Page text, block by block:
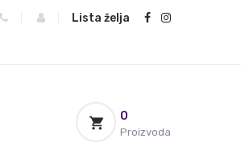
Lista želja
0
Proizvoda